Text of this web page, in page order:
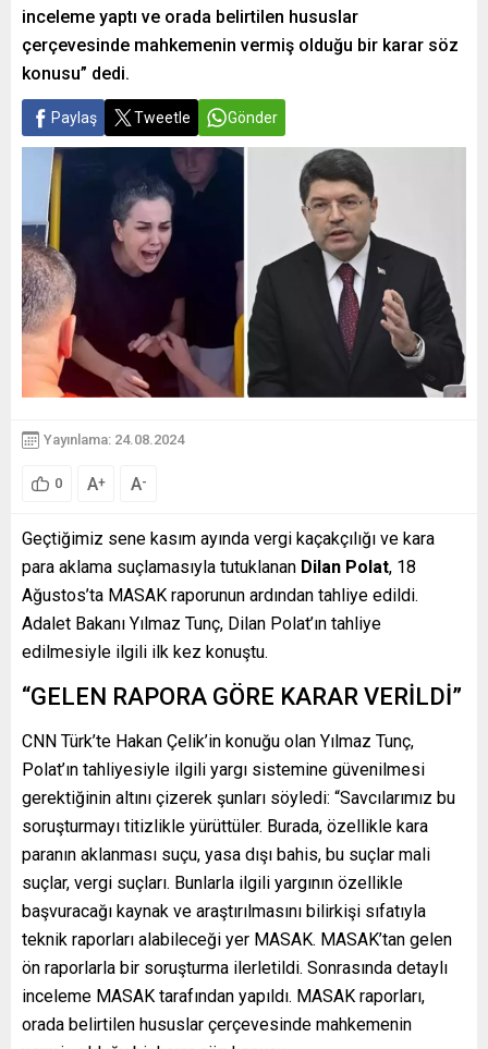
inceleme yaptı ve orada belirtilen hususlar
çerçevesinde mahkemenin vermiş olduğu bir karar söz
konusu” dedi.
Paylaş Tweetle Gönder
Yayınlama: 24.08.2024
0 A+ A-
Geçtiğimiz sene kasım ayında vergi kaçakçılığı ve kara
para aklama suçlamasıyla tutuklanan Dilan Polat, 18
Ağustos’ta MASAK raporunun ardından tahliye edildi.
Adalet Bakanı Yılmaz Tunç, Dilan Polat’ın tahliye
edilmesiyle ilgili ilk kez konuştu.
“GELEN RAPORA GÖRE KARAR VERİLDİ”
CNN Türk’te Hakan Çelik’in konuğu olan Yılmaz Tunç,
Polat’ın tahliyesiyle ilgili yargı sistemine güvenilmesi
gerektiğinin altını çizerek şunları söyledi: “Savcılarımız bu
soruşturmayı titizlikle yürüttüler. Burada, özellikle kara
paranın aklanması suçu, yasa dışı bahis, bu suçlar mali
suçlar, vergi suçları. Bunlarla ilgili yargının özellikle
başvuracağı kaynak ve araştırılmasını bilirkişi sıfatıyla
teknik raporları alabileceği yer MASAK. MASAK’tan gelen
ön raporlarla bir soruşturma ilerletildi. Sonrasında detaylı
inceleme MASAK tarafından yapıldı. MASAK raporları,
orada belirtilen hususlar çerçevesinde mahkemenin